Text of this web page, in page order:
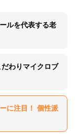
ルを代表する老
わりマイクロブ
に注目！ 個性派